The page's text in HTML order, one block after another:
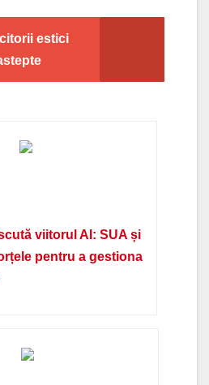
estici
viitorul AI: SUA și
pentru a gestiona